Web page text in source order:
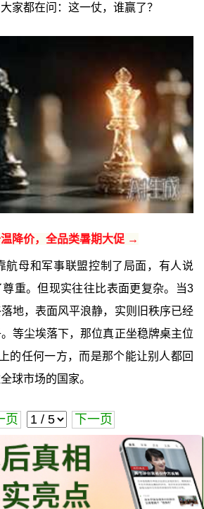
家都在问：这一仗，谁赢了？
降价，全品类暑期大促 →
航母和军事联盟控制了局面，有人说
重。但现实往往比表面更复杂。当3
地，表面风平浪静，实则旧秩序已经
等尘埃落下，那位真正坐稳牌桌主位
的任何一方，而是那个能让别人都回
球市场的国家。
页 下一页